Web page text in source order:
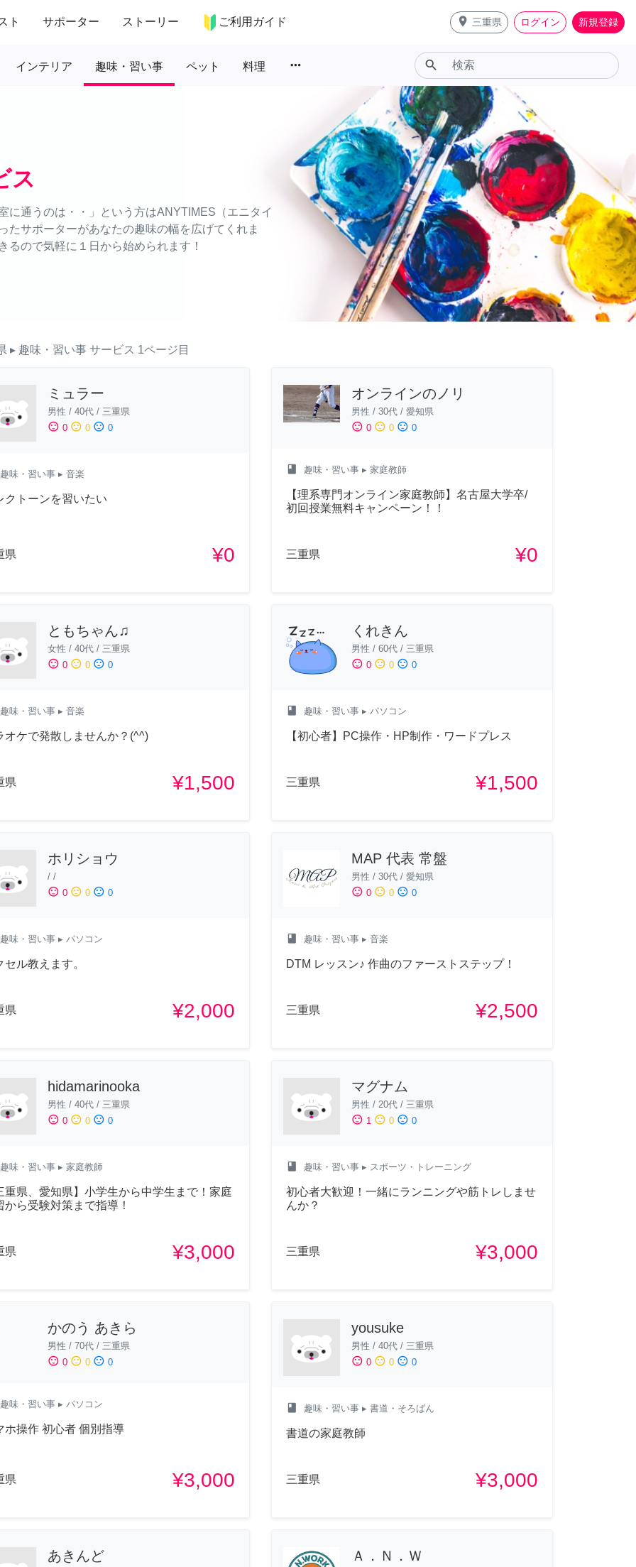
ト サポーター ストーリー ご利用ガイド place 三重県 ログイン 新規登録
インテリア 趣味・習い事 ペット 料理 more_horiz search
ス
に通うのは・・」という方はANYTIMES（エニタイ
たサポーターがあなたの趣味の幅を広げてくれま
るので気軽に１日から始められます！
▸ 趣味・習い事 サービス 1ページ目
ミュラー
男性 / 40代 / 三重県
sentiment_satisfied 0 sentiment_neutral 0 sentiment_dissatisfied 0
趣味・習い事 ▸ 音楽
クトーンを習いたい
県 ¥0
オンラインのノリ
男性 / 30代/ 愛知県
sentiment_satisfied 0 sentiment_neutral 0 sentiment_dissatisfied 0
class 趣味・習い事▸ 家庭教師
【理系専門オンライン家庭教師】名古屋大学卒/
初回授業無料キャンペーン！！
三重県 ¥0
ともちゃん♫
女性 / 40代 / 三重県
sentiment_satisfied 0 sentiment_neutral 0 sentiment_dissatisfied 0
趣味・習い事 ▸ 音楽
オケで発散しませんか？(^^)
県 ¥1,500
くれきん
男性 / 60代/ 三重県
sentiment_satisfied 0 sentiment_neutral 0 sentiment_dissatisfied 0
class 趣味・習い事▸ パソコン
【初心者】PC操作・HP制作・ワードプレス
三重県 ¥1,500
ホリショウ
/ /
sentiment_satisfied 0 sentiment_neutral 0 sentiment_dissatisfied 0
趣味・習い事 ▸ パソコン
セル教えます。
県 ¥2,000
MAP 代表 常盤
男性 / 30代/ 愛知県
sentiment_satisfied 0 sentiment_neutral 0 sentiment_dissatisfied 0
class 趣味・習い事▸ 音楽
DTM レッスン♪ 作曲のファーストステップ！
三重県 ¥2,500
hidamarinooka
男性 / 40代 / 三重県
sentiment_satisfied 0 sentiment_neutral 0 sentiment_dissatisfied 0
趣味・習い事 ▸ 家庭教師
重県、愛知県】小学生から中学生まで！家庭
から受験対策まで指導！
県 ¥3,000
マグナム
男性 / 20代/ 三重県
sentiment_satisfied 1 sentiment_neutral 0 sentiment_dissatisfied 0
class 趣味・習い事▸ スポーツ・トレーニング
初心者大歓迎！一緒にランニングや筋トレしませ
んか？
三重県 ¥3,000
かのう あきら
男性 / 70代 / 三重県
sentiment_satisfied 0 sentiment_neutral 0 sentiment_dissatisfied 0
趣味・習い事 ▸ パソコン
ホ操作 初心者 個別指導
県 ¥3,000
yousuke
男性 / 40代/ 三重県
sentiment_satisfied 0 sentiment_neutral 0 sentiment_dissatisfied 0
class 趣味・習い事▸ 書道・そろばん
書道の家庭教師
三重県 ¥3,000
あきんど Ａ．Ｎ．Ｗ